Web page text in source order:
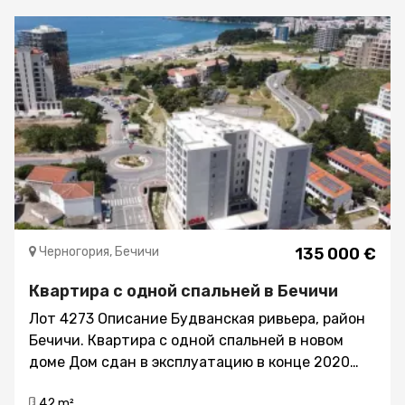
135 000 €
Черногория, Бечичи
Квартира с одной спальней в Бечичи
Лот 4273 Описание Будванская ривьера, район
Бечичи. Квартира с одной спальней в новом
доме Дом сдан в эксплуатацию в конце 2020